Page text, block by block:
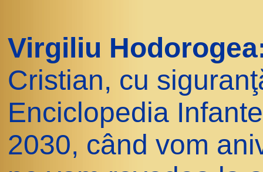
Virgiliu
Cristian, cu
Enciclopedia
2030, când vom